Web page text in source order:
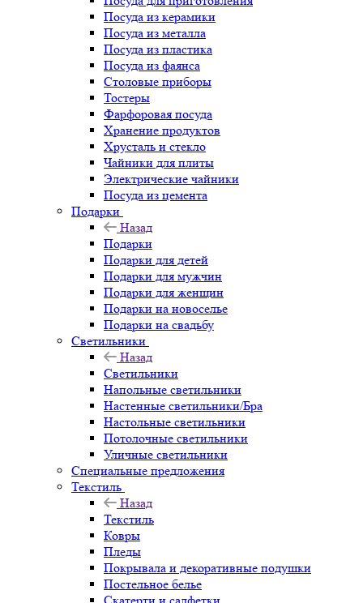
Посуда из керамики
Посуда из металла
Посуда из пластика
Посуда из фаянса
Столовые приборы
Тостеры
Фарфоровая посуда
Хранение продуктов
Хрусталь и стекло
Чайники для плиты
Электрические чайники
Посуда из цемента
Подарки
Назад
Подарки
Подарки для детей
Подарки для мужчин
Подарки для женщин
Подарки на новоселье
Подарки на свадьбу
Светильники
Назад
Светильники
Напольные светильники
Настенные светильники/Бра
Настольные светильники
Потолочные светильники
Уличные светильники
Специальные предложения
Текстиль
Назад
Текстиль
Ковры
Пледы
Покрывала и декоративные подушки
Постельное белье